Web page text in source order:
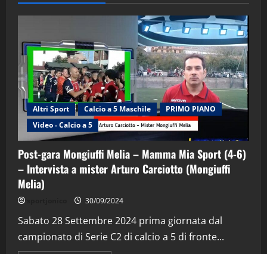
Altri Sport Calcio a 5 Maschile
PRIMO PIANO
Video - Calcio a 5
Post-gara Mongiuffi Melia – Mamma Mia Sport (4-6)
– Intervista a mister Arturo Carciotto (Mongiuffi
Melia)
30/09/2024
Sabato 28 Settembre 2024 prima giornata dal
campionato di Serie C2 di calcio a 5 di fronte...
2
“SportEmpire” in Podcast: 29^ Puntata
(Martedi 28 Aprile 2026)
28/04/2026